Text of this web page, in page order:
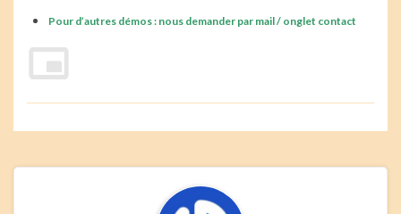
Pour d’autres démos : nous demander par mail / onglet contact